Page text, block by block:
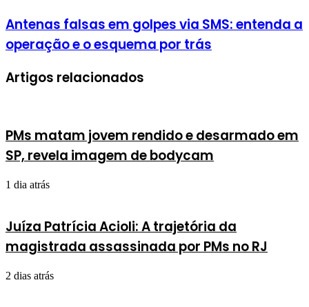
Antenas falsas em golpes via SMS: entenda a
operação e o esquema por trás
Artigos relacionados
PMs matam jovem rendido e desarmado em
SP, revela imagem de bodycam
1 dia atrás
Juíza Patrícia Acioli: A trajetória da
magistrada assassinada por PMs no RJ
2 dias atrás